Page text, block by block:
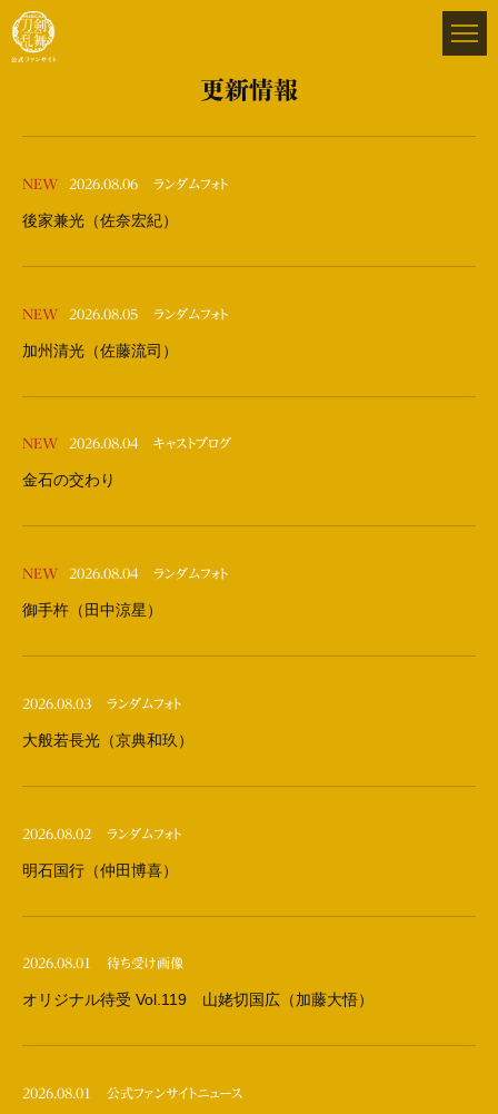
更新情報
NEW 2026.08.06 ランダムフォト
後家兼光（佐奈宏紀）
NEW 2026.08.05 ランダムフォト
加州清光（佐藤流司）
NEW 2026.08.04 キャストブログ
金石の交わり
NEW 2026.08.04 ランダムフォト
御手杵（田中涼星）
2026.08.03 ランダムフォト
大般若長光（京典和玖）
2026.08.02 ランダムフォト
明石国行（仲田博喜）
2026.08.01 待ち受け画像
オリジナル待受 Vol.119 山姥切国広（加藤大悟）
2026.08.01 公式ファンサイトニュース